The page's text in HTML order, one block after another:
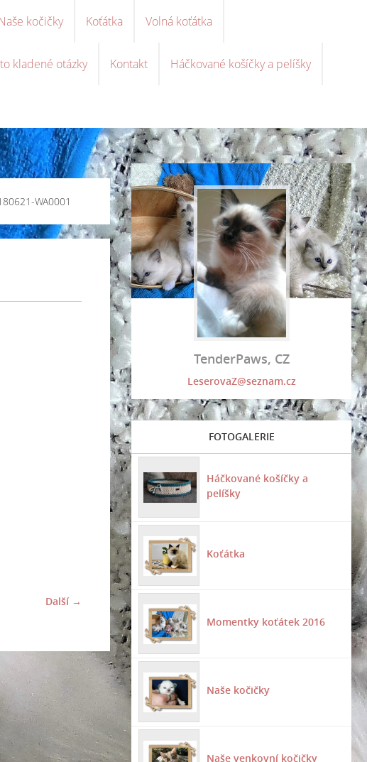
kočičky Koťátka Volná koťátka
kladené otázky Kontakt Háčkované košíčky a pelíšky
WA0001
Další →
TenderPaws, CZ
LeserovaZ@seznam.cz
FOTOGALERIE
Háčkované košíčky a
pelíšky
Koťátka
Momentky koťátek 2016
Naše kočičky
Naše venkovní kočičky